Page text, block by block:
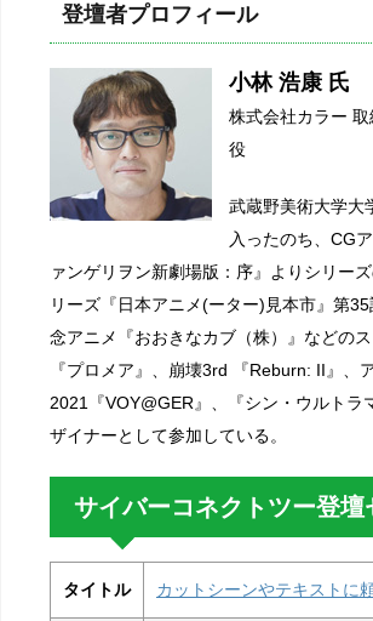
登壇者プロフィール
小林 浩康 氏
株式会社カラー
役
武蔵野美術大学大
入ったのち、CG
ァンゲリヲン新劇場版：序』よりシリー
リーズ『日本アニメ(ーター)見本市』第
念アニメ『おおきなカブ（株）』などの
『プロメア』、崩壊3rd 『Reburn: II』
2021『VOY@GER』、『シン・ウルト
ザイナーとして参加している。
サイバーコネクトツー登
タイトル カットシーンやテキストに